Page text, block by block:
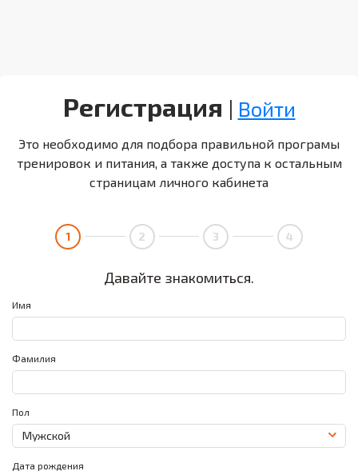
Регистрация | Войти
Это необходимо для подбора правильной програмы
тренировок и питания, а также доступа к остальным
страницам личного кабинета
1 2 3 4
Давайте знакомиться.
Имя
Фамилия
Пол
Мужской
Дата рождения